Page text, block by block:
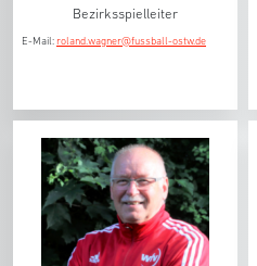
Bezirksspielleiter
E-Mail: roland.wagner@fussball-ostw.de